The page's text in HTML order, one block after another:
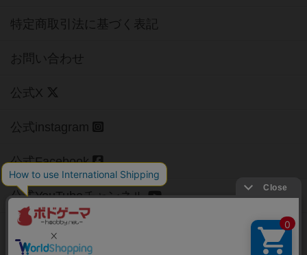
特定商取引法に基づく表記
お問い合わせ
公式X
公式instagram
公式Facebook
公式YouTubeチャンネル